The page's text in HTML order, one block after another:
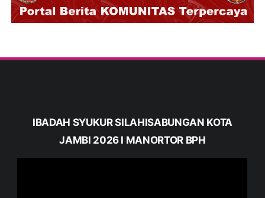
IBADAH SYUKUR SILAHISABUNGAN KOTA
JAMBI 2026 I MANORTOR BPH